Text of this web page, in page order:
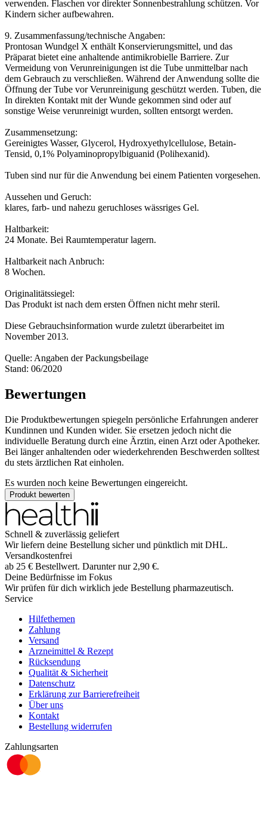
verwenden. Flaschen vor direkter Sonnenbestrahlung schützen. Vor
Kindern sicher aufbewahren.
9. Zusammenfassung/technische Angaben:
Prontosan Wundgel X enthält Konservierungsmittel, und das
Präparat bietet eine anhaltende antimikrobielle Barriere. Zur
Vermeidung von Verunreinigungen ist die Tube unmittelbar nach
dem Gebrauch zu verschließen. Während der Anwendung sollte die
Öffnung der Tube vor Verunreinigung geschützt werden. Tuben, die
In direkten Kontakt mit der Wunde gekommen sind oder auf
sonstige Weise verunreinigt wurden, sollten entsorgt werden.
Zusammensetzung:
Gereinigtes Wasser, Glycerol, Hydroxyethylcellulose, Betain-
Tensid, 0,1% Polyaminopropylbiguanid (Polihexanid).
Tuben sind nur für die Anwendung bei einem Patienten vorgesehen.
Aussehen und Geruch:
klares, farb- und nahezu geruchloses wässriges Gel.
Haltbarkeit:
24 Monate. Bei Raumtemperatur lagern.
Haltbarkeit nach Anbruch:
8 Wochen.
Originalitätssiegel:
Das Produkt ist nach dem ersten Öffnen nicht mehr steril.
Diese Gebrauchsinformation wurde zuletzt überarbeitet im
November 2013.
Quelle: Angaben der Packungsbeilage
Stand: 06/2020
Bewertungen
Die Produktbewertungen spiegeln persönliche Erfahrungen anderer
Kundinnen und Kunden wider. Sie ersetzen jedoch nicht die
individuelle Beratung durch eine Ärztin, einen Arzt oder Apotheker.
Bei länger anhaltenden oder wiederkehrenden Beschwerden solltest
du stets ärztlichen Rat einholen.
Es wurden noch keine Bewertungen eingereicht.
Produkt bewerten
Schnell & zuverlässig geliefert
Wir liefern deine Bestellung sicher und pünktlich mit DHL.
Versandkostenfrei
ab 25 € Bestellwert. Darunter nur 2,90 €.
Deine Bedürfnisse im Fokus
Wir prüfen für dich wirklich jede Bestellung pharmazeutisch.
Service
Hilfethemen
Zahlung
Versand
Arzneimittel & Rezept
Rücksendung
Qualität & Sicherheit
Datenschutz
Erklärung zur Barrierefreiheit
Über uns
Kontakt
Bestellung widerrufen
Zahlungsarten